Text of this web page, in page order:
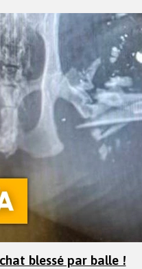
blessé par balle !